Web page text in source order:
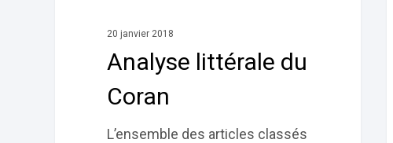
20 janvier 2018
Analyse littérale du
Coran
L’ensemble des articles classés